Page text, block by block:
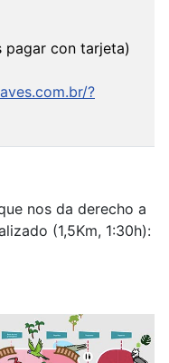
pagar con tarjeta)
?
nos da derecho a
(1,5Km, 1:30h):